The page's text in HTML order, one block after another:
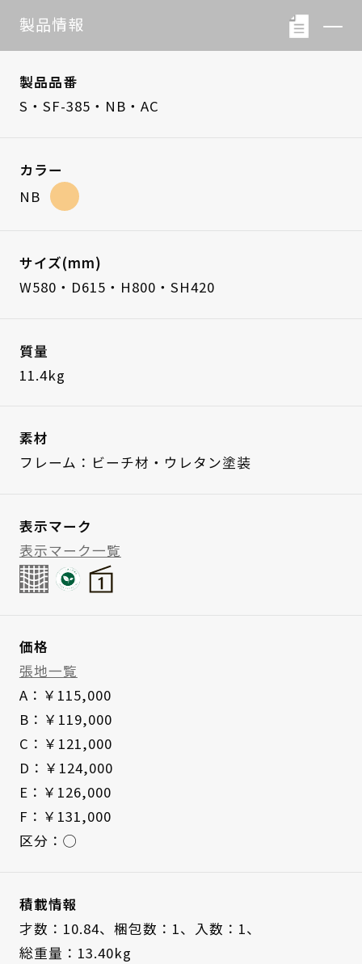
製品情報
製品品番
S・SF-385・NB・AC
カラー
NB
サイズ(mm)
W580・D615・H800・SH420
質量
11.4kg
素材
フレーム：ビーチ材・ウレタン塗装
表示マーク
表示マーク一覧
価格
張地一覧
A：￥115,000
B：￥119,000
C：￥121,000
D：￥124,000
E：￥126,000
F：￥131,000
区分：◯
積載情報
才数：10.84、 梱包数：1、 入数：1、
総重量：13.40kg